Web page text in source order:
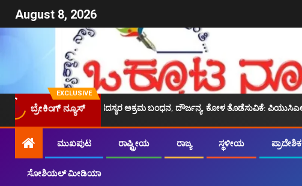
August 8, 2026
EXCLUSIVE
ಬ್ರೇಕಿಂಗ್ ನ್ಯೂಸ್
ಪರ ದ್ವನಿ,ಸದಸ್ಯರ ಅಕ್ರಮ ಬಂಧನ, ದೌರ್ಜನ್ಯ, ಕೋಳ ತೊಡೆಸುವಿಕೆ: ಪಿಯುಸಿಎಲ್ ಖಂಡನೆ.
ಮುಖಪುಟ ರಾಷ್ಟ್ರೀಯ ರಾಜ್ಯ ಸ್ಥಳೀಯ ಪ್ರಾದೇಶಿಕ
ಸೋಶಿಯಲ್ ಮೀಡಿಯಾ